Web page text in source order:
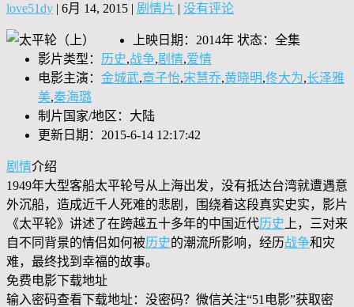
love51dy | 6月 14, 2015 | 剧情片 | 没有评论
上映日期：2014年 状态：全集
影片类型： 历史,战争,剧情,爱情
电影主演： 金城武,章子怡,宋慧乔,黄晓明,佟大为,长泽雅
美,秦海璐
制片国家/地区：大陆
更新日期：2015-6-14 12:17:42
剧情介绍
1949年大型客船太平轮号从上海出发，没有抵达台湾就遭遇意
外沉船，造成近千人死难的悲剧，围绕着这段真实史实，影片
《太平轮》讲述了在跨越五十多年的中国近代历史 上，三对来
自不同背景的情侣如何被历史的潮流所影响，经历战争和灾
难，最终找到幸福的故事。
免费电影下载地址
输入密码查看下载地址：没密码？微信关注“51电影”获取密